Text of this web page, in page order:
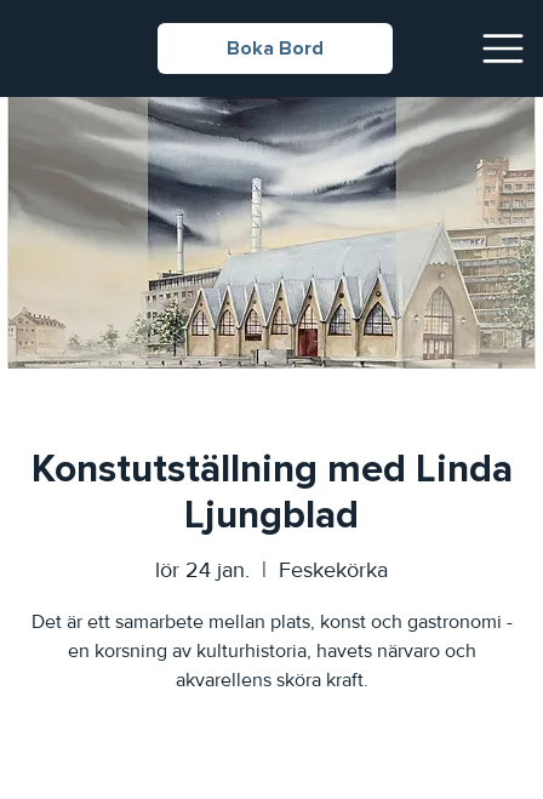
Boka Bord
Konstutställning med Linda
Ljungblad
lör 24 jan.
  |
Feskekörka
Det är ett samarbete mellan plats, konst och gastronomi -
en korsning av kulturhistoria, havets närvaro och
akvarellens sköra kraft.